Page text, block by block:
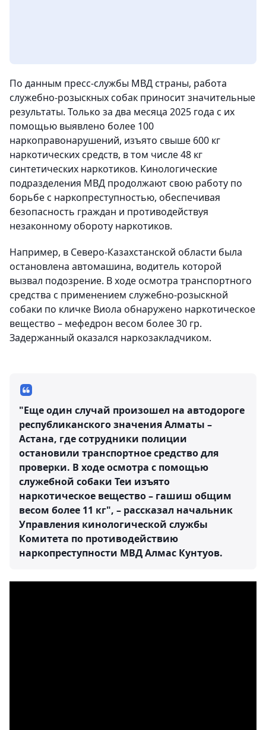
По данным пресс-службы МВД страны, работа
служебно-розыскных собак приносит значительные
результаты. Только за два месяца 2025 года с их
помощью выявлено более 100
наркоправонарушений, изъято свыше 600 кг
наркотических средств, в том числе 48 кг
синтетических наркотиков. Кинологические
подразделения МВД продолжают свою работу по
борьбе с наркопреступностью, обеспечивая
безопасность граждан и противодействуя
незаконному обороту наркотиков.
Например, в Северо-Казахстанской области была
остановлена автомашина, водитель которой
вызвал подозрение. В ходе осмотра транспортного
средства с применением служебно-розыскной
собаки по кличке Виола обнаружено наркотическое
вещество – мефедрон весом более 30 гр.
Задержанный оказался наркозакладчиком.
"Еще один случай произошел на автодороге
республиканского значения Алматы –
Астана, где сотрудники полиции
остановили транспортное средство для
проверки. В ходе осмотра с помощью
служебной собаки Теи изъято
наркотическое вещество – гашиш общим
весом более 11 кг", – рассказал начальник
Управления кинологической службы
Комитета по противодействию
наркопреступности МВД Алмас Кунтуов.